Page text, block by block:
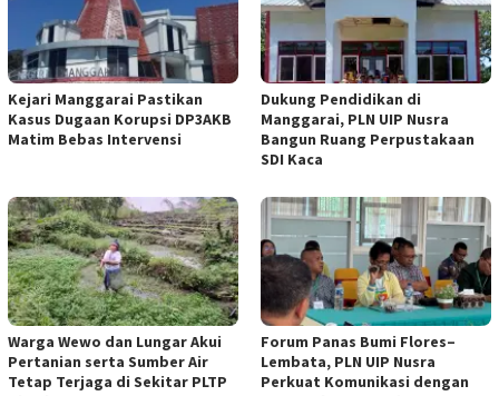
Kejari Manggarai Pastikan
Kasus Dugaan Korupsi DP3AKB
Matim Bebas Intervensi
Dukung Pendidikan di
Manggarai, PLN UIP Nusra
Bangun Ruang Perpustakaan
SDI Kaca
Warga Wewo dan Lungar Akui
Pertanian serta Sumber Air
Tetap Terjaga di Sekitar PLTP
Forum Panas Bumi Flores–
Lembata, PLN UIP Nusra
Perkuat Komunikasi dengan